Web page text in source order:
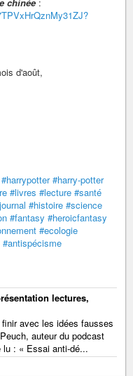
d'août,
#harrypotter #harry-potter
#livres #lecture #santé
#histoire #science
#fantasy #heroicfantasy
#ecologie
#antispécisme
lectures,
avec les idées fausses
auteur du podcast
lu : « Essai anti-dé...